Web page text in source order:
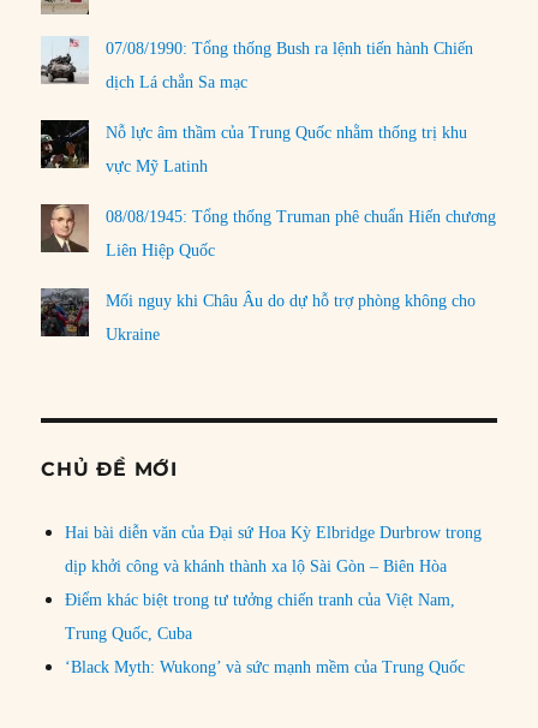
07/08/1990: Tổng thống Bush ra lệnh tiến hành Chiến
dịch Lá chắn Sa mạc
Nỗ lực âm thầm của Trung Quốc nhằm thống trị khu
vực Mỹ Latinh
08/08/1945: Tổng thống Truman phê chuẩn Hiến chương
Liên Hiệp Quốc
Mối nguy khi Châu Âu do dự hỗ trợ phòng không cho
Ukraine
CHỦ ĐỀ MỚI
Hai bài diễn văn của Đại sứ Hoa Kỳ Elbridge Durbrow trong
dịp khởi công và khánh thành xa lộ Sài Gòn – Biên Hòa
Điểm khác biệt trong tư tưởng chiến tranh của Việt Nam,
Trung Quốc, Cuba
‘Black Myth: Wukong’ và sức mạnh mềm của Trung Quốc